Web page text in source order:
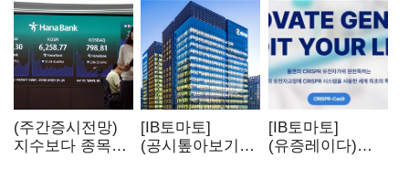
(주간증시전망)
지수보다 종목…
[IB토마토]
(공시톺아보기)
[IB토마토]
(유증레이다)